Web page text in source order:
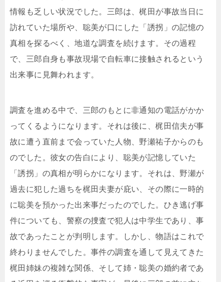
情報も乏しい状況でした。三郎は、梶田が事故当日に
訪れていた場所や、聡美が口にした「誘拐」の記憶の
真相を探るべく、地道な調査を続けます。その過程
で、三郎自身も事故現場で自転車に接触されるという
出来事に見舞われます。
調査を進める中で、三郎のもとに非通知の電話がかか
ってくるようになります。それは後に、梶田信夫が事
故に遭う直前まで会っていた人物、野瀬祐子からのも
のでした。彼女の告白により、聡美が記憶していた
「誘拐」の真相が明らかになります。それは、野瀬が
過去に犯した過ちを梶田夫妻が庇い、その際に一時的
に聡美を預かった出来事だったのでした。ひき逃げ事
件についても、警察の捜査で犯人は中学生であり、事
故であったことが判明します。しかし、物語はこれで
終わりませんでした。事件の調査を通して見えてきた
梶田姉妹の複雑な関係、そして姉・聡美の婚約者であ